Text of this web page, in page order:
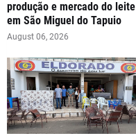
produção e mercado do leite
em São Miguel do Tapuio
August 06, 2026